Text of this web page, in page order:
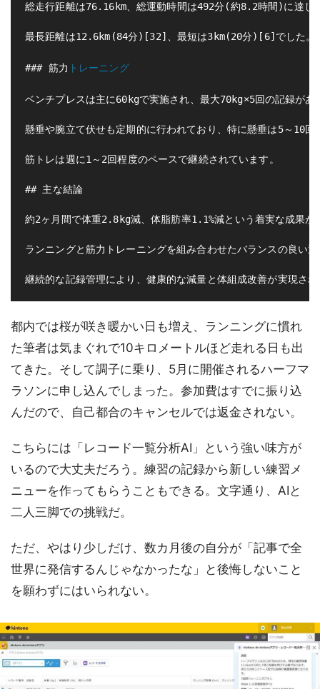
総走行距離は76.16km、総運動時間は492分(約8.2時
最長距離は12.6km(84分)[32]、最短は3km(20分)[6]でした。
### 筋力 トレーニング
ベンチプレスは主に60kgで実施され、最大70kg×5回の記録が
懸垂や腕立て伏せも定期的に行われており、特に懸垂は5
筋トレは週に1～2回程度のペースで継続されています。
## 主な結論
約2ヶ月間で体重2.8kg減、体脂肪率1.1%減という着実な成果が
ランニングと筋力トレーニングを組み合わせたバランスの良い
都内では桜が咲き暖かい日も増え、ランニングに慣れ
た筆者は気まぐれで10キロメートルほど走れる日も出
てきた。そして調子に乗り、5月に開催されるハーフマ
ラソンに申し込んでしまった。参加費はすでに振り込
んだので、自己都合のキャンセルでは返金されない。
こちらには「レコード一覧分析AI」という強い味方が
いるので大丈夫だろう。練習の記録から新しい練習メ
ニューを作ってもらうこともできる。文字通り、AIと
二人三脚での挑戦だ。
ただ、やはり少しだけ、数カ月後の自分が「記事で全
世界に発信するんじゃなかったな」と後悔しないこと
を願わずにはいられない。